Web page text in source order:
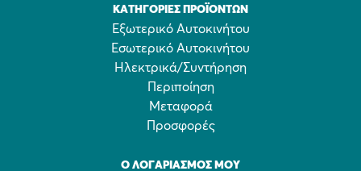
ΚΑΤΗΓΟΡΊΕΣ ΠΡΟΪΌΝΤΩΝ
Εξωτερικό Αυτοκινήτου
Εσωτερικό Αυτοκινήτου
Ηλεκτρικά/Συντήρηση
Περιποίηση
Μεταφορά
Προσφορές
Ο ΛΟΓΑΡΙΑΣΜΌΣ ΜΟΥ